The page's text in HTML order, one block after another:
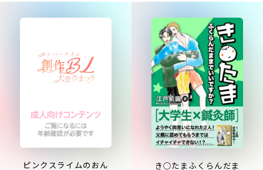
ピンクスライムのおん
き○たまふくらんだま